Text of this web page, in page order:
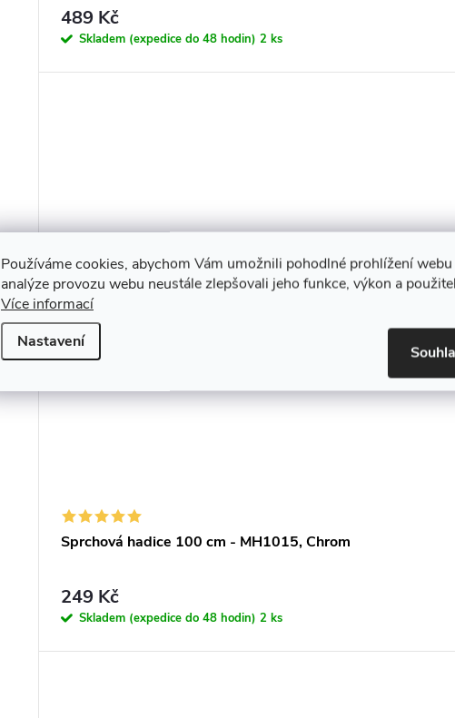
Používáme cookies, abychom Vám umožnili pohodlné prohlížení
analýze provozu webu neustále zlepšovali jeho funkce, výkon a
Více informací
Nastavení
489 Kč
Skladem (expedice do 48 hodin) 2 ks
Sprchová hadice 100 cm - MH1015, Chrom
249 Kč
Skladem (expedice do 48 hodin) 2 ks